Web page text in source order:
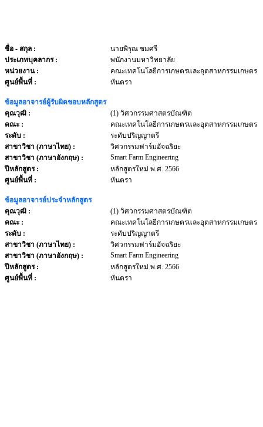
ชื่อ - สกุล :
นายพิรุณ ชมศรี
ประเภทบุคลากร :
พนักงานมหาวิทยาลัย
หน่วยงาน :
คณะเทคโนโลยีการเกษตรและอุตสาหกรรมเกษตร
ศูนย์พื้นที่ :
หันตรา
ข้อมูลอาจารย์ผู้รับผิดชอบหลักสูตร
คุณวุฒิ :
(1) วิศวกรรมศาสตรบัณฑิต
คณะ :
คณะเทคโนโลยีการเกษตรและอุตสาหกรรมเกษตร
ระดับ :
ระดับปริญญาตรี
สาขาวิชา (ภาษาไทย) :
วิศวกรรมฟาร์มอัจฉริยะ
สาขาวิชา (ภาษาอังกฤษ) :
Smart Farm Engineering
ปีหลักสูตร :
หลักสูตรใหม่ พ.ศ. 2566
ศูนย์พื้นที่ :
หันตรา
ข้อมูลอาจารย์ประจำหลักสูตร
คุณวุฒิ :
(1) วิศวกรรมศาสตรบัณฑิต
คณะ :
คณะเทคโนโลยีการเกษตรและอุตสาหกรรมเกษตร
ระดับ :
ระดับปริญญาตรี
สาขาวิชา (ภาษาไทย) :
วิศวกรรมฟาร์มอัจฉริยะ
สาขาวิชา (ภาษาอังกฤษ) :
Smart Farm Engineering
ปีหลักสูตร :
หลักสูตรใหม่ พ.ศ. 2566
ศูนย์พื้นที่ :
หันตรา